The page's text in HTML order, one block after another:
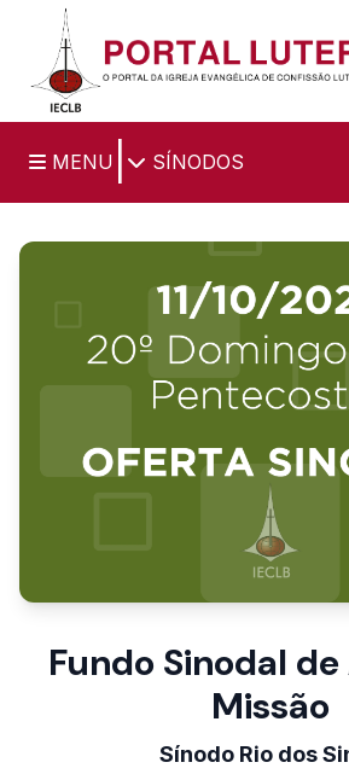
Ir para o conteúdo principal
MENU SÍNODOS
Fundo Sinodal
Missão
Sínodo Rio dos